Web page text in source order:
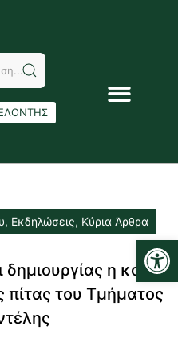
, Εκδηλώσεις, Κύρια Άρθρα
δημιουργίας η κοπή
πίτας του Τμήματος